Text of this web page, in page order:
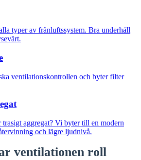
typer av frånluftssystem. Bra underhåll
ventilationskontrollen och byter filter
aggregat? Vi byter till en modern
och lägre ljudnivå.
ventilationen roll